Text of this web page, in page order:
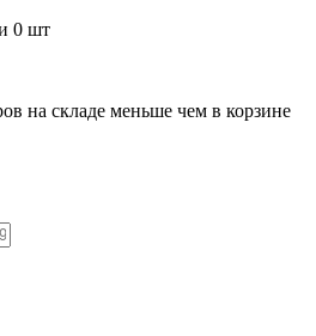
0 шт
на складе меньше чем в корзине